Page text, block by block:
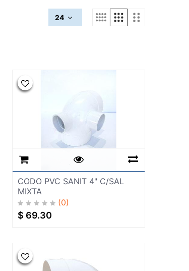
24
CODO PVC SANIT 4" C/SAL
MIXTA
(0)
$ 69.30